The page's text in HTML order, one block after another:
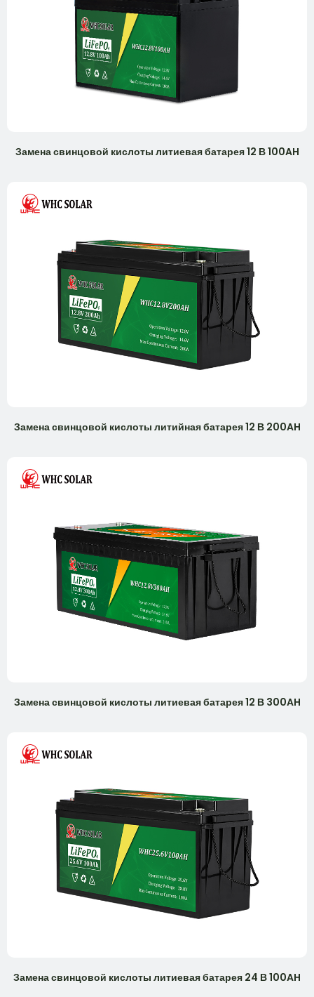
Замена свинцовой кислоты литиевая батарея 12 В 100AH
Замена свинцовой кислоты литийная батарея 12 В 200AH
Замена свинцовой кислоты литиевая батарея 12 В 300AH
Замена свинцовой кислоты литиевая батарея 24 В 100AH